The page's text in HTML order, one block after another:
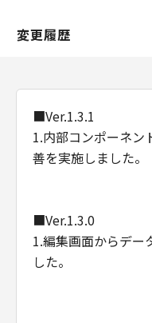
変更履歴
■Ver.1.3.1
1.内部コンポーネン
善を実施しました。
■Ver.1.3.0
1.編集画面からデー
した。